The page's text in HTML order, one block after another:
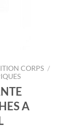
CORPS /
A